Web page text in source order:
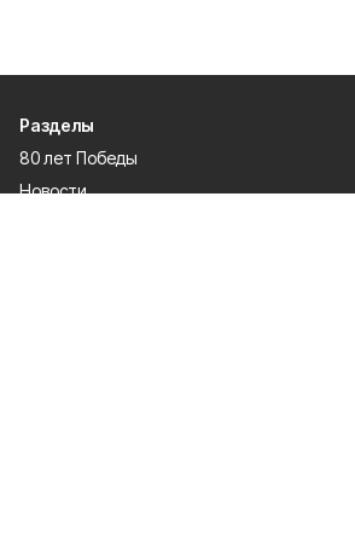
Разделы
80 лет Победы
Новости